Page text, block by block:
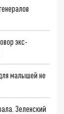
экс-
малышей не
Зеленский